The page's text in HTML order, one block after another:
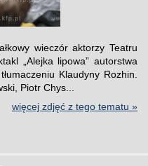
wieczór aktorzy Teatru
„Alejka lipowa” autorstwa
Klaudyny Rozhin.
Piotr Chys...
więcej zdjęć z tego tematu »